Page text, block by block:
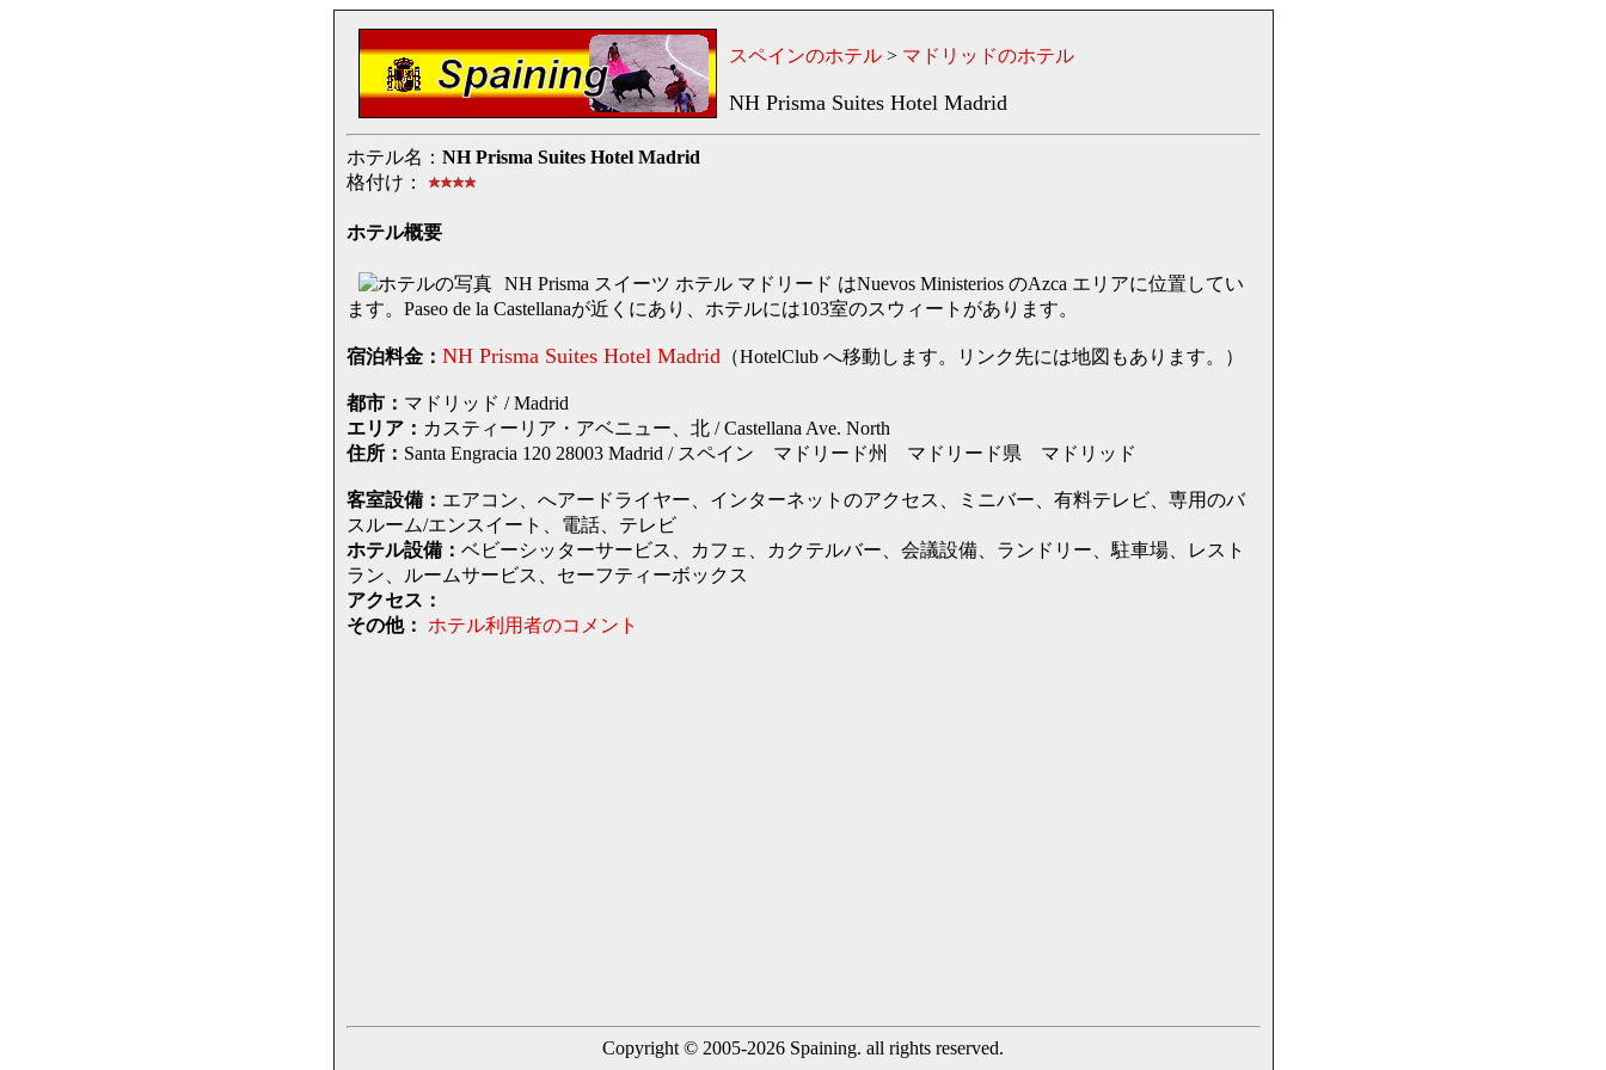
スペインのホテル> マドリッドのホテル
NH Prisma Suites Hotel Madrid
ホテル名： NH Prisma Suites Hotel Madrid
格付け：
ホテル概要
NH Prisma スイーツ ホテル マドリード はNuevos Ministerios のAzca エリアに位置してい
ます。Paseo de la Castellanaが近くにあり、ホテルには103室のスウィートがあります。
宿泊料金： NH Prisma Suites Hotel Madrid （HotelClub へ移動します。リンク先には地図もあります。）
都市： マドリッド / Madrid
エリア： カスティーリア・アベニュー、北 / Castellana Ave. North
住所： Santa Engracia 120 28003 Madrid / スペイン マドリード州 マドリード県 マドリッド
客室設備： エアコン、へアードライヤー、インターネットのアクセス、ミニバー、有料テレビ、専用のバ
スルーム/エンスイート、電話、テレビ
ホテル設備： ベビーシッターサービス、カフェ、カクテルバー、会議設備、ランドリー、駐車場、レスト
ラン、ルームサービス、セーフティーボックス
アクセス：
その他：
ホテル利用者のコメント
Copyright © 2005-2026 Spaining. all rights reserved.